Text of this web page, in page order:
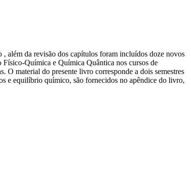
além da revisão dos capítulos foram incluídos doze novos
Físico-Química e Química Quântica nos cursos de
O material do presente livro corresponde a dois semestres
e equilíbrio químico, são fornecidos no apêndice do livro,